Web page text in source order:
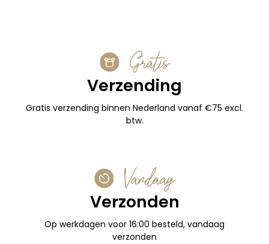
Gratis
Verzending
Gratis verzending binnen Nederland vanaf €75 excl.
btw.
Vandaag
Verzonden
Op werkdagen voor 16:00 besteld, vandaag
verzonden